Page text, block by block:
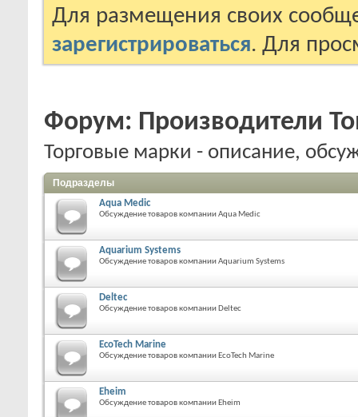
Для размещения своих
зарегистрироваться. Для
Форум: Производители
Торговые марки - описание,
Подразделы
Aqua Medic
Обсуждение товаров компании Aqua Medic
Aquarium Systems
Обсуждение товаров компании Aquarium Systems
Deltec
Обсуждение товаров компании Deltec
EcoTech Marine
Обсуждение товаров компании EcoTech Marine
Eheim
Обсуждение товаров компании Eheim